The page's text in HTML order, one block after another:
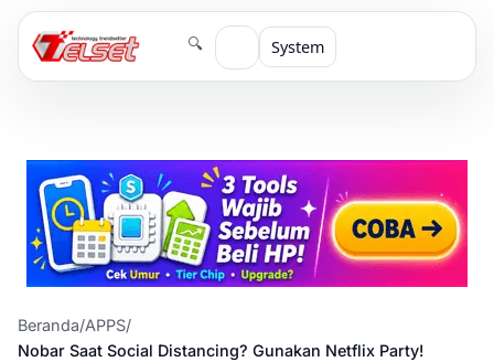
🔍 System
Beranda/APPS/
Nobar Saat Social Distancing? Gunakan Netflix Party!